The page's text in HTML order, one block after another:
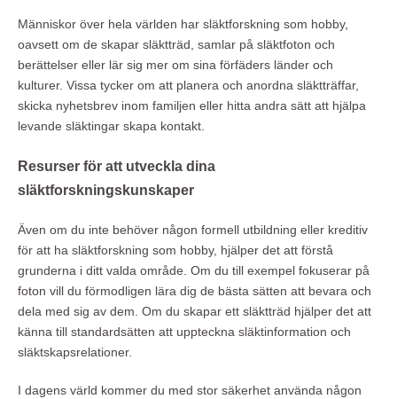
Människor över hela världen har släktforskning som hobby,
oavsett om de skapar släktträd, samlar på släktfoton och
berättelser eller lär sig mer om sina förfäders länder och
kulturer. Vissa tycker om att planera och anordna släktträffar,
skicka nyhetsbrev inom familjen eller hitta andra sätt att hjälpa
levande släktingar skapa kontakt.
Resurser för att utveckla dina
släktforskningskunskaper
Även om du inte behöver någon formell utbildning eller kreditiv
för att ha släktforskning som hobby, hjälper det att förstå
grunderna i ditt valda område. Om du till exempel fokuserar på
foton vill du förmodligen lära dig de bästa sätten att bevara och
dela med sig av dem. Om du skapar ett släktträd hjälper det att
känna till standardsätten att uppteckna släktinformation och
släktskapsrelationer.
I dagens värld kommer du med stor säkerhet använda någon